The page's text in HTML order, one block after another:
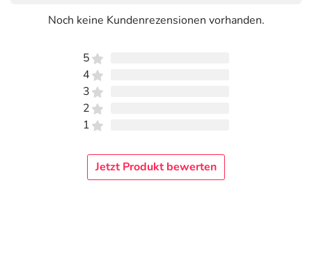
Noch keine Kundenrezensionen vorhanden.
5
4
3
2
1
Jetzt Produkt bewerten